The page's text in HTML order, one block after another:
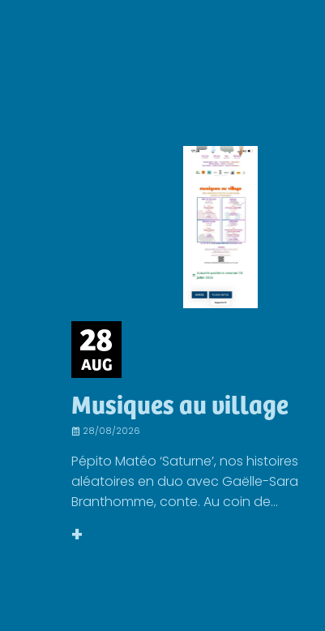
28
AUG
Musiques au village
28/08/2026
Pépito Matéo ‘Saturne’, nos histoires
aléatoires en duo avec Gaëlle-Sara
Branthomme, conte. Au coin de...
+